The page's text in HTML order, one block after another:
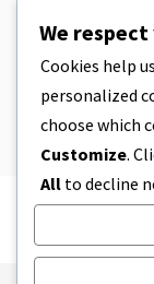
We
Cookies help
personalized
choose which
Customize.
All to decline